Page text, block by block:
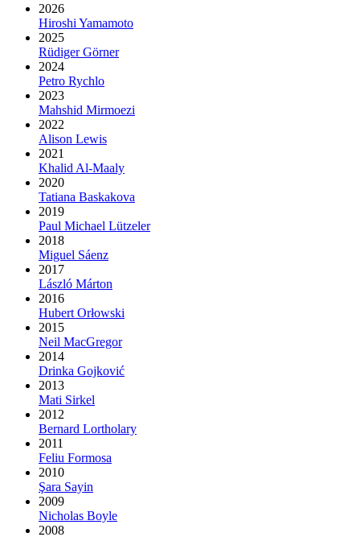
2026
Hiroshi Yamamoto
2025
Rüdiger Görner
2024
Petro Rychlo
2023
Mahshid Mirmoezi
2022
Alison Lewis
2021
Khalid Al-Maaly
2020
Tatiana Baskakova
2019
Paul Michael Lützeler
2018
Miguel Sáenz
2017
László Márton
2016
Hubert Orłowski
2015
Neil MacGregor
2014
Drinka Gojković
2013
Mati Sirkel
2012
Bernard Lortholary
2011
Feliu Formosa
2010
Şara Sayin
2009
Nicholas Boyle
2008